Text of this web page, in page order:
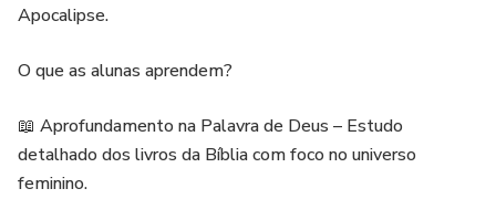
Apocalipse.
O que as alunas aprendem?
📖 Aprofundamento na Palavra de Deus – Estudo
detalhado dos livros da Bíblia com foco no universo
feminino.